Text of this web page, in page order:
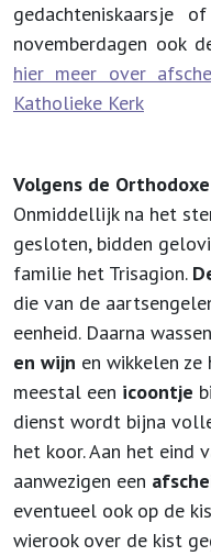
gedachteniskaarsje
novemberdagen ook
hier meer over
Katholieke Kerk
Volgens de
Onmiddellijk na het
gesloten, bidden
familie het Trisagion.
die van de
eenheid. Daarna
en wijn en wikkelen
meestal een icoontje
dienst wordt bijna
het koor. Aan het eind
aanwezigen een
eventueel ook op de
wierook over de kist